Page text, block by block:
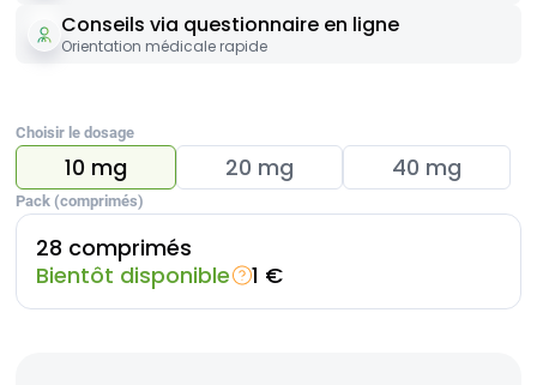
Conseils via questionnaire en ligne
Orientation médicale rapide
Choisir le dosage
10 mg 20 mg 40 mg
Pack (comprimés)
28 comprimés
Bientôt disponible
1 €